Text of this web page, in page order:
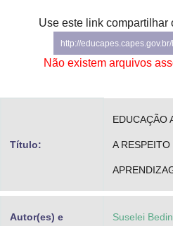
Banco Central do Brasil
Use este link compartilhar
http://
Não existem arquivos
Título:
EDUCAÇÃO
A
Autor(es) e Suselei